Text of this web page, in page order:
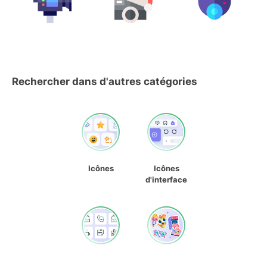
Rechercher dans d'autres catégories
Icônes
Icônes
d'interface